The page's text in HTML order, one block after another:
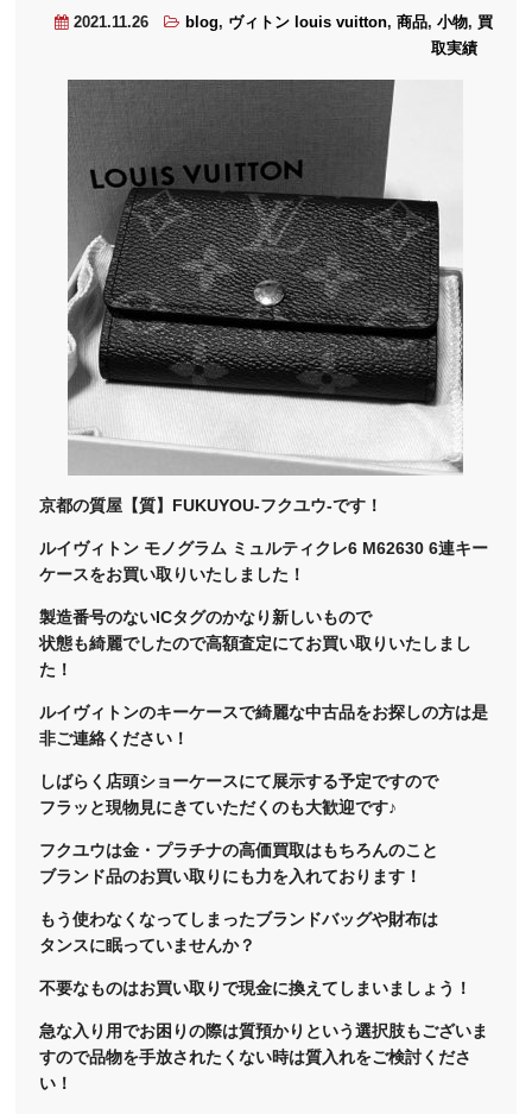
2021.11.26 blog, ヴィトン louis vuitton, 商品, 小物, 買
取実績
京都の質屋【質】FUKUYOU-フクユウ-です！
ルイヴィトン モノグラム ミュルティクレ6 M62630 6連キー
ケースをお買い取りいたしました！
製造番号のないICタグのかなり新しいもので
状態も綺麗でしたので高額査定にてお買い取りいたしまし
た！
ルイヴィトンのキーケースで綺麗な中古品をお探しの方は是
非ご連絡ください！
しばらく店頭ショーケースにて展示する予定ですので
フラッと現物見にきていただくのも大歓迎です♪
フクユウは金・プラチナの高価買取はもちろんのこと
ブランド品のお買い取りにも力を入れております！
もう使わなくなってしまったブランドバッグや財布は
タンスに眠っていませんか？
不要なものはお買い取りで現金に換えてしまいましょう！
急な入り用でお困りの際は質預かりという選択肢もございま
すので品物を手放されたくない時は質入れをご検討くださ
い！